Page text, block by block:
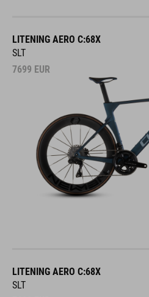
LITENING AERO C:68X
SLT
7699 EUR
LITENING AERO C:68X
SLT